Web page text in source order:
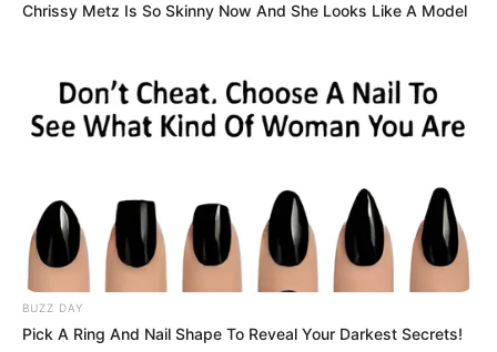
Chrissy Metz Is So Skinny Now And She Looks Like A Model
BUZZ DAY
Pick A Ring And Nail Shape To Reveal Your Darkest Secrets!